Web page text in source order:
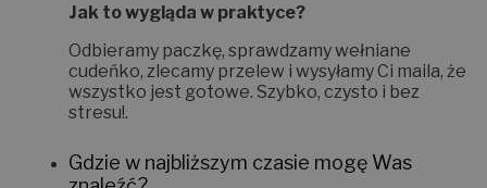
Jak to wygląda w praktyce?
Odbieramy paczkę, sprawdzamy wełniane
cudeńko, zlecamy przelew i wysyłamy Ci maila, że
wszystko jest gotowe. Szybko, czysto i bez
stresu!.
Gdzie w najbliższym czasie mogę Was